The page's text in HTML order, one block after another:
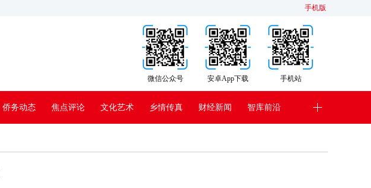
手机版
手机站
安卓App下载
微信公众号
侨务动态 焦点评论 文化艺术 乡情传真 财经新闻 智库前沿